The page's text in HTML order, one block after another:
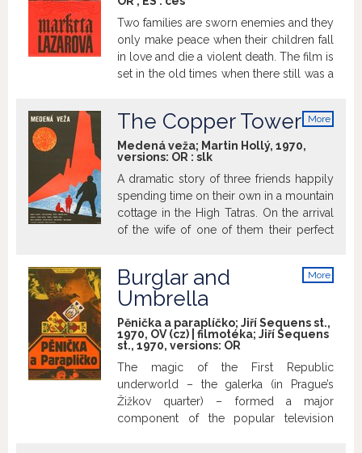
Two families are sworn enemies and they
only make peace when their children fall
in love and die a violent death. The film is
set in the old times when there still was a
such a way that it was hard to distinguish
love from hate and good from evil.
>kinoaero.cz
More
The Copper Tower
Medená veža; Martin Hollý, 1970,
versions: OR : slk
A dramatic story of three friends happily
spending time on their own in a mountain
cottage in the High Tatras. On the arrival
of the wife of one of them their perfect
More
Burglar and
Umbrella
Pěnička a paraplíčko; Jiří Sequens st.,
1970, OV (cz) | filmotéka; Jiří Sequens
st., 1970, versions: OR
The magic of the First Republic
underworld – the galerka (in Prague’s
Žižkov quarter) – formed a major
component of the popular television